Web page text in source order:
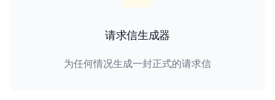
请求信生成器
为任何情况生成一封正式的请求信